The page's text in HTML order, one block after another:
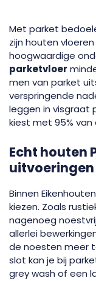
Met parket
zijn houten
hoogwaardige
parketvloer
men van parket
verspringende
leggen in visgraat
kiest met 95% van
Echt houten
uitvoeringen
Binnen
kiezen. Zoals
nagenoeg
allerlei
de noesten meer
slot kan je bij
grey wash of een